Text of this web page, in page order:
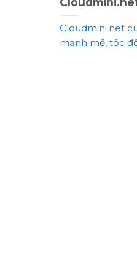
Cloudmini.net
mạnh mẽ, tốc